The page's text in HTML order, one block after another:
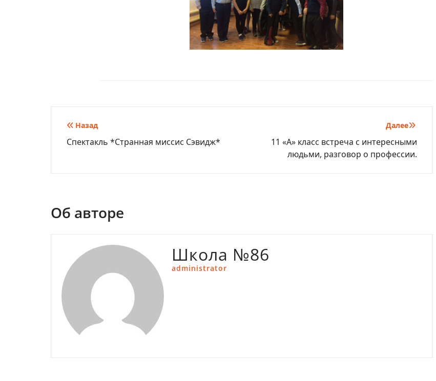
Навигация
по
Назад
Спектакль *Странная миссис Сэвидж*
Далее
11 «А» класс встреча с интересными
людьми, разговор о профессии.
Об авторе
Школа №86
administrator